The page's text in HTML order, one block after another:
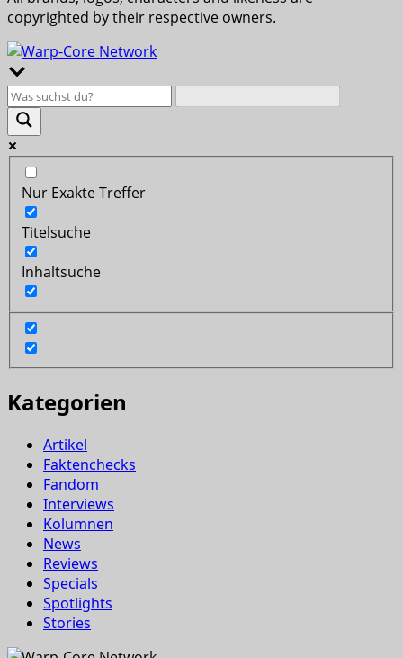
copyrighted by their respective owners.
Nur Exakte Treffer
Titelsuche
Inhaltsuche
Kategorien
Artikel
Faktenchecks
Fandom
Interviews
Kolumnen
News
Reviews
Specials
Spotlights
Stories